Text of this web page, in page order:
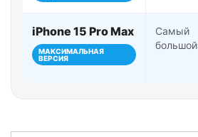
iPhone 15 Pro Max
МАКСИМАЛЬНАЯ
ВЕРСИЯ
Самый
большой